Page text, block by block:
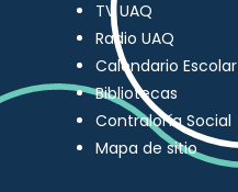
TV UAQ
Radio UAQ
Calendario Escolar
Bibliotecas
Contraloría Social
Mapa de sitio